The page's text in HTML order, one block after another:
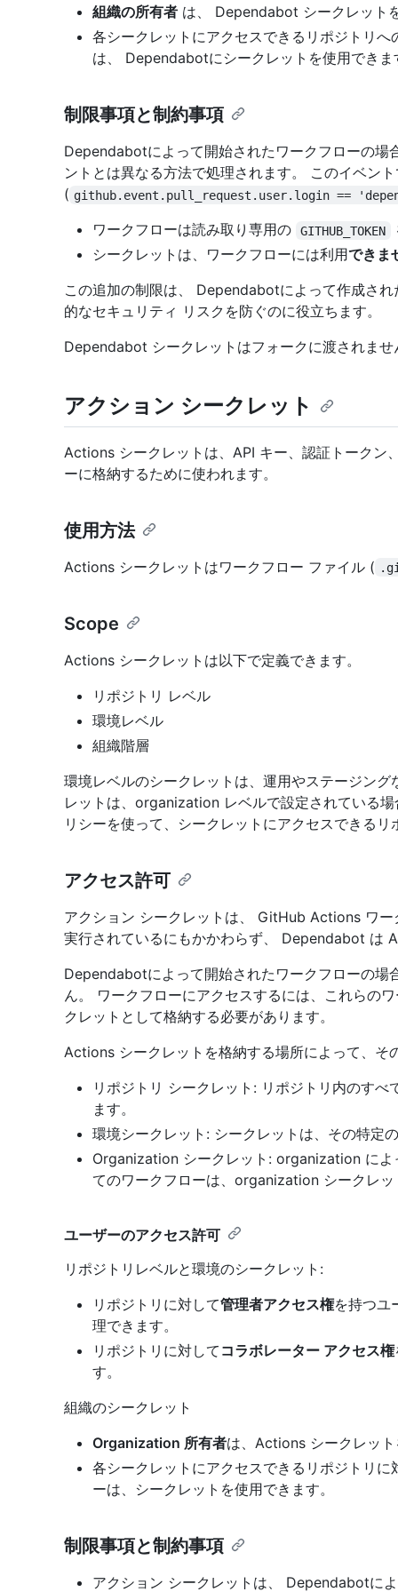
組織の所有者 は、 Dependabot シークレット
各シークレットにアクセスできるリポジトリ
は、 Dependabotにシークレットを使用できま
制限事項と制約事項
Dependabotによって開始されたワークフローの場
ントとは異なる方法で処理されます。 このイベ
( github.event.pull_request.user.login ==
ワークフローは読み取り専用の GITHUB_TOKEN
シークレットは、ワークフローには利用できま
この追加の制限は、 Dependabotによって作成さ
的なセキュリティ リスクを防ぐのに役立ちます。
Dependabot シークレットはフォークに渡されませ
アクション シークレット
Actions シークレットは、API キー、認証トークン
ーに格納するために使われます。
使用方法
Actions シークレットはワークフロー ファイル (
Scope
Actions シークレットは以下で定義できます。
リポジトリ レベル
環境レベル
組織階層
環境レベルのシークレットは、運用やステージン
レットは、organization レベルで設定されている
リシーを使って、シークレットにアクセスできる
アクセス許可
アクション シークレットは、 GitHub Actions ワ
実行されているにもかかわらず、 Dependabot は
Dependabotによって開始されたワークフローの場
ん。 ワークフローにアクセスするには、これらの
クレットとして格納する必要があります。
Actions シークレットを格納する場所によって、そ
リポジトリ シークレット: リポジトリ内のす
ます。
環境シークレット: シークレットは、その特定
Organization シークレット: organization によ
てのワークフローは、organization シークレ
ユーザーのアクセス許可
リポジトリレベルと環境のシークレット:
リポジトリに対して管理者アクセス権を持つユ
理できます。
リポジトリに対して コラボレーター アクセス権
す。
組織のシークレット
Organization 所有者は、Actions シークレッ
各シークレットにアクセスできるリポジトリに
ーは、シークレットを使用できます。
制限事項と制約事項
アクション シークレットは、 Dependabotに